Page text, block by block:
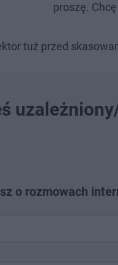
proszę.
tuż przed
o rozmowach